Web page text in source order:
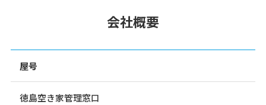
会社概要
屋号
徳島空き家管理窓口